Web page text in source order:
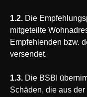
1.2. Die
mitgeteilte
Empfehlenden bzw.
versendet.
1.3. Die BSBI
Schäden, die aus